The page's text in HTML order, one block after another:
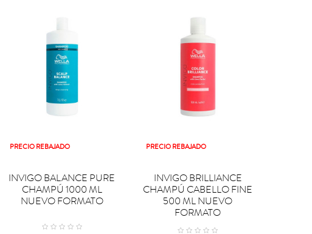
PRECIO REBAJADO

INVIGO BALANCE PURE
CHAMPÚ 1000 ML
NUEVO FORMATO
PRECIO REBAJADO
INVIGO BRILLIANCE
CHAMPÚ CABELLO FINE
500 ML NUEVO
FORMATO